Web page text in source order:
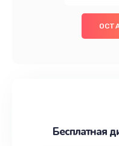
Бесплатная